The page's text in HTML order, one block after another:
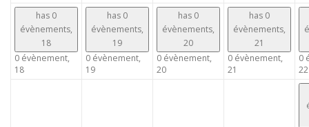
has 0
évènements,
18
0 évènement,
18
has 0
évènements,
19
0 évènement,
19
has 0
évènements,
20
0 évènement,
20
has 0
évènements,
21
0 évènement,
21
0
22